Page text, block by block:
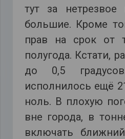
тут за
большие. Кроме
прав на срок от
полугода. Кстати,
до 0,5
исполнилось ещё
ноль. В плохую
вне города, в
включать